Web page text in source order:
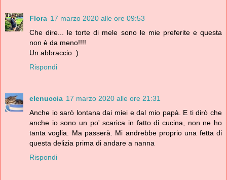
Flora 17 marzo 2020 alle ore 09:53
Che dire... le torte di mele sono le mie preferite e questa
non è da meno!!!!
Un abbraccio :)
Rispondi
elenuccia 17 marzo 2020 alle ore 21:31
Anche io sarò lontana dai miei e dal mio papà. E ti dirò che
anche io sono un po' scarica in fatto di cucina, non ne ho
tanta voglia. Ma passerà. Mi andrebbe proprio una fetta di
questa delizia prima di andare a nanna
Rispondi